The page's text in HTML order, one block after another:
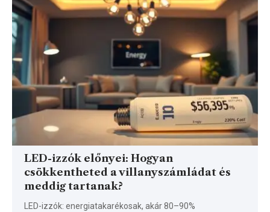
LED-izzók előnyei: Hogyan
csökkentheted a villanyszámládat és
meddig tartanak?
LED-izzók: energiatakarékosak, akár 80–90%